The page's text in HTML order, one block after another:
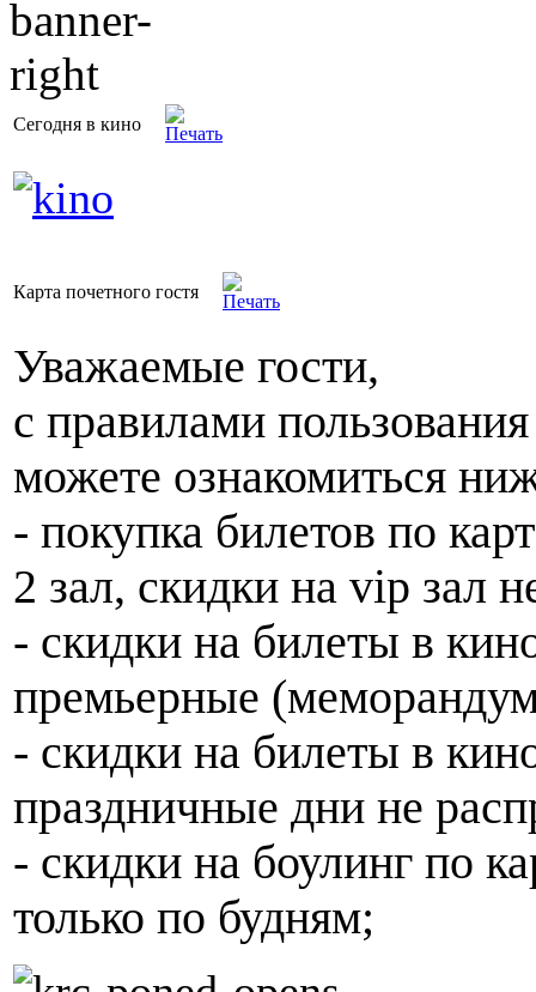
Сегодня в кино
Карта почетного гостя
Уважаемые гости,
с правилами
можете ознакомиться
- покупка билетов по
2 зал, скидки на vip зал
- скидки на билеты в
премьерные
- скидки на билеты в
праздничные дни не
- скидки на боулинг по
только по будням;